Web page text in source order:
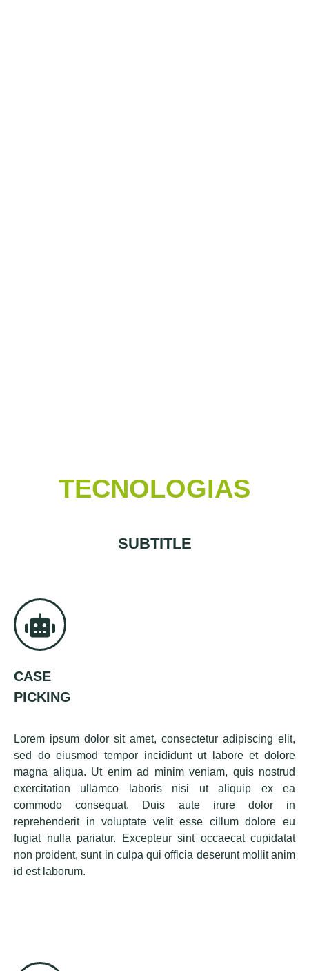
TECNOLOGIAS
SUBTITLE
CASE
PICKING
Lorem ipsum dolor sit amet, consectetur adipiscing elit,
sed do eiusmod tempor incididunt ut labore et dolore
magna aliqua. Ut enim ad minim veniam, quis nostrud
exercitation ullamco laboris nisi ut aliquip ex ea
commodo consequat. Duis aute irure dolor in
reprehenderit in voluptate velit esse cillum dolore eu
fugiat nulla pariatur. Excepteur sint occaecat cupidatat
non proident, sunt in culpa qui officia deserunt mollit anim
id est laborum.